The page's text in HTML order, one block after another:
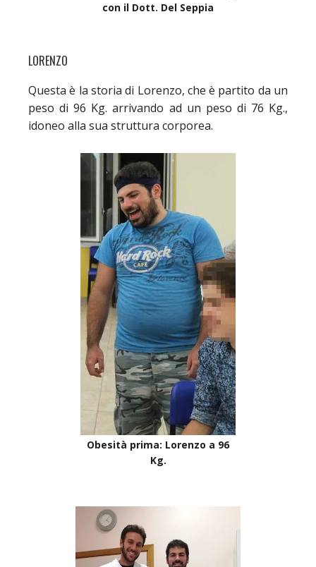
con il Dott. Del Seppia
LORENZO
Questa è la storia di Lorenzo, che è partito da un
peso di 96 Kg. arrivando ad un peso di 76 Kg.,
idoneo alla sua struttura corporea.
Obesità prima: Lorenzo a 96
Kg.